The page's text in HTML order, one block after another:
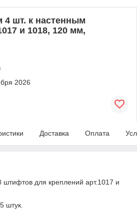
шт. к настенным
и 1018, 120 мм,
2026
Доставка Оплата
для креплений арт.1017 и
штук.